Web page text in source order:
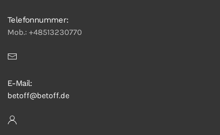
Telefonnummer:
Mob.: +48513230770
E-Mail:
betoff@betoff.de